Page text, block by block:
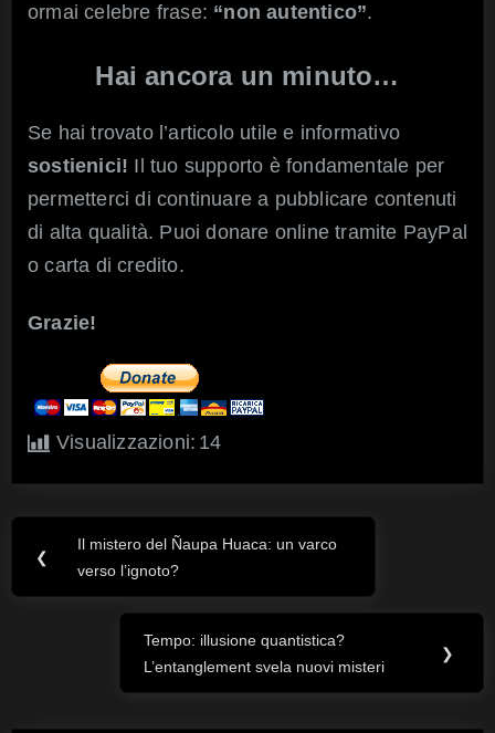
ormai celebre frase: “non autentico”.
Hai ancora un minuto…
Se hai trovato l’articolo utile e informativo
sostienici! Il tuo supporto è fondamentale per
permetterci di continuare a pubblicare contenuti
di alta qualità. Puoi donare online tramite PayPal
o carta di credito.
Grazie!
Visualizzazioni: 14
Navigazione
articoli
❮
Previous
Post:
Il mistero del Ñaupa Huaca: un varco
verso l’ignoto?
Next
Post:
Tempo: illusione quantistica?
L’entanglement svela nuovi misteri
❯